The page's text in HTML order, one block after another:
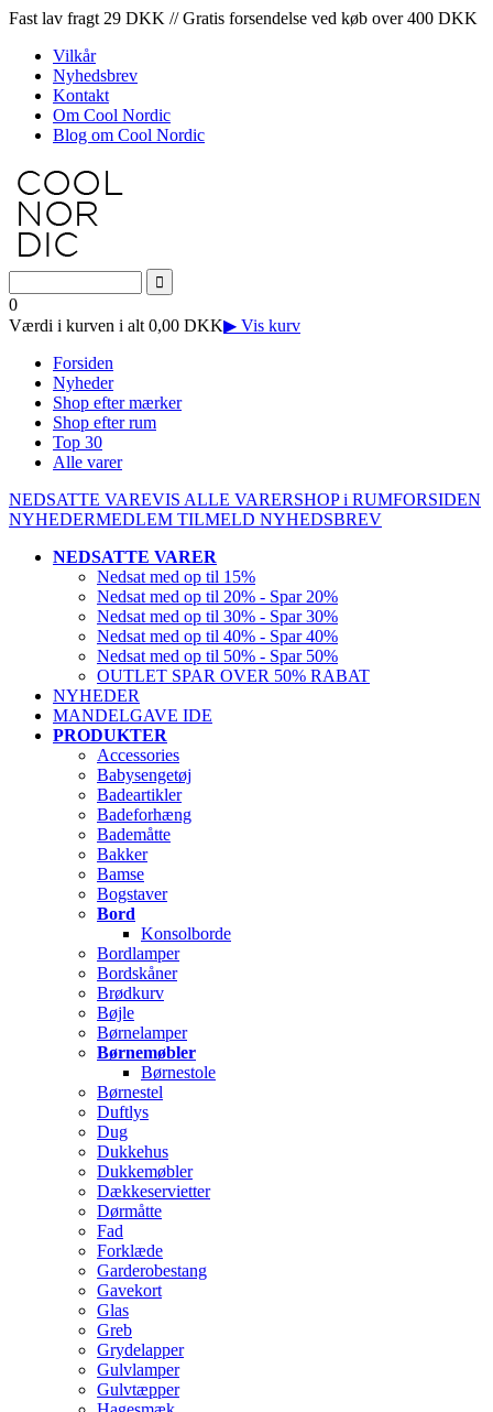
Fast lav fragt 29 DKK // Gratis forsendelse ved køb over 400 DKK
Vilkår
Nyhedsbrev
Kontakt
Om Cool Nordic
Blog om Cool Nordic
0
Værdi i kurven i alt 0,00 DKK▶ Vis kurv
Forsiden
Nyheder
Shop efter mærker
Shop efter rum
Top 30
Alle varer
NEDSATTE VAREVIS ALLE VARERSHOP i RUMFORSIDEN
NYHEDERMEDLEM TILMELD NYHEDSBREV
NEDSATTE VARER
Nedsat med op til 15%
Nedsat med op til 20% - Spar 20%
Nedsat med op til 30% - Spar 30%
Nedsat med op til 40% - Spar 40%
Nedsat med op til 50% - Spar 50%
OUTLET SPAR OVER 50% RABAT
NYHEDER
MANDELGAVE IDE
PRODUKTER
Accessories
Babysengetøj
Badeartikler
Badeforhæng
Bademåtte
Bakker
Bamse
Bogstaver
Bord
Konsolborde
Bordlamper
Bordskåner
Brødkurv
Bøjle
Børnelamper
Børnemøbler
Børnestole
Børnestel
Duftlys
Dug
Dukkehus
Dukkemøbler
Dækkeservietter
Dørmåtte
Fad
Forklæde
Garderobestang
Gavekort
Glas
Greb
Grydelapper
Gulvlamper
Gulvtæpper